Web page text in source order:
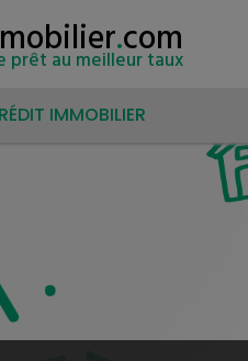
.com
prêt au meilleur taux
IMMOBILIER